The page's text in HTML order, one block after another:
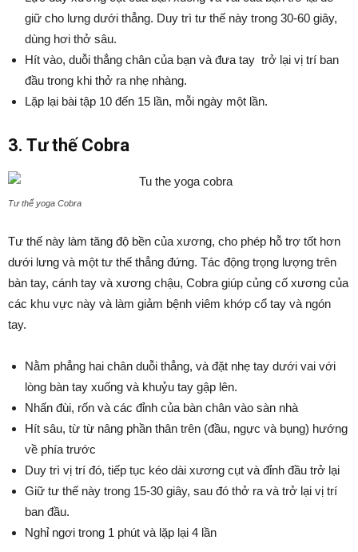
giữ cho lưng dưới thẳng. Duy trì tư thế này trong 30-60 giây,
dùng hơi thở sâu.
Hít vào, duỗi thẳng chân của bạn và đưa tay trở lại vị trí ban
đầu trong khi thở ra nhẹ nhàng.
Lặp lại bài tập 10 đến 15 lần, mỗi ngày một lần.
3. Tư thế Cobra
Tư thế yoga Cobra
Tư thế này làm tăng độ bền của xương, cho phép hỗ trợ tốt hơn
dưới lưng và một tư thế thẳng đứng. Tác động trọng lượng trên
bàn tay, cánh tay và xương chậu, Cobra giúp củng cố xương của
các khu vực này và làm giảm bệnh viêm khớp cổ tay và ngón
tay.
Nằm phẳng hai chân duỗi thẳng, và đặt nhẹ tay dưới vai với
lòng bàn tay xuống và khuỷu tay gập lên.
Nhấn đùi, rốn và các đỉnh của bàn chân vào sàn nhà
Hít sâu, từ từ nâng phần thân trên (đầu, ngực và bụng) hướng
về phía trước
Duy trì vị trí đó, tiếp tục kéo dài xương cụt và đỉnh đầu trở lại
Giữ tư thế này trong 15-30 giây, sau đó thở ra và trở lại vị trí
ban đầu.
Nghỉ ngơi trong 1 phút và lặp lại 4 lần